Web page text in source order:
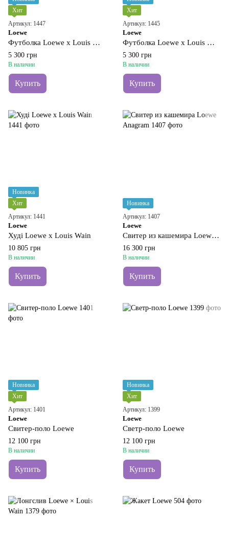
Хит
Артикул: 1447
Loewe
Футболка Loewe x Louis Wain
5 300 грн
В наличии
Купить
Хит
Артикул: 1445
Loewe
Футболка Loewe x Louis Wain
5 300 грн
В наличии
Купить
Новинка
Хит
Артикул: 1441
Loewe
Худі Loewe x Louis Wain
10 805 грн
В наличии
Купить
Новинка
Артикул: 1407
Loewe
Свитер из кашемира Loewe Anagram
16 300 грн
В наличии
Купить
Новинка
Хит
Артикул: 1401
Loewe
Свитер-поло Loewe
12 100 грн
В наличии
Купить
Новинка
Хит
Артикул: 1399
Loewe
Светр-поло Loewe
12 100 грн
В наличии
Купить